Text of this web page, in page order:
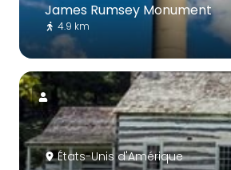
James Rumsey Monument
4.9 km
États-Unis d'Amérique